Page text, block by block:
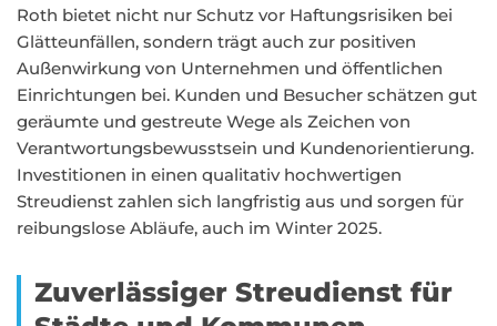
Roth bietet nicht nur Schutz vor Haftungsrisiken bei
Glätteunfällen, sondern trägt auch zur positiven
Außenwirkung von Unternehmen und öffentlichen
Einrichtungen bei. Kunden und Besucher schätzen gut
geräumte und gestreute Wege als Zeichen von
Verantwortungsbewusstsein und Kundenorientierung.
Investitionen in einen qualitativ hochwertigen
Streudienst zahlen sich langfristig aus und sorgen für
reibungslose Abläufe, auch im Winter 2025.
Zuverlässiger Streudienst für